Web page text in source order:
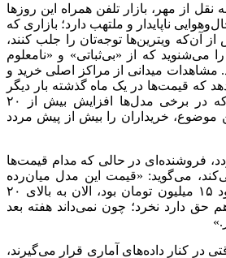
نقل از مهر، بازار تلفن همراه این روز‌ها
ناپایدار و ملتهب دارد؛ بازاری که
از آن‌که ویترین‌ها توجه‌تان را جلب کنند،
می‌شنوید که از «بی‌ثباتی» و «نامعلوم
مشاهدات میدانی از مراکز اصلی خرید و
که قیمت‌ها در یک ماه گذشته بار دیگر
جهش کرده‌اند؛ به‌طوری‌که در برخی مدل‌ها افزایش بیش از ۲۰
خریداران را بیش از پیش مردد
فروشنده‌ای در حالی که مدام قیمت‌ها
می‌گوید: «قیمت این مدل میان‌رده
همین سه هفته پیش حدود ۱۵ میلیون تومان بود، الان به بالای ۲۰
حق دارد نخرد؛ چون نمی‌داند هفته بعد
در کنار داده‌های آماری قرار می‌گیرند،